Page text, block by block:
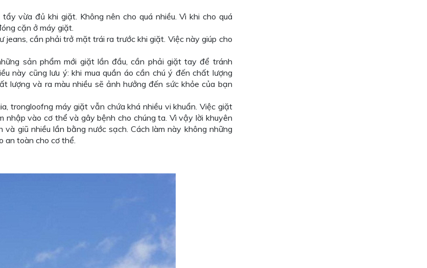
vừa đủ khi giặt. Không nên cho quá nhiều. Vì khi cho quá
cặn ở máy giặt.
cần phải trở mặt trái ra trước khi giặt. Việc này giúp cho
sản phẩm mới giặt lần đầu, cần phải giặt tay để tránh
này cũng lưu ý: khi mua quần áo cần chú ý đến chất lượng
lượng và ra màu nhiều sẽ ảnh hưởng đến sức khỏe của bạn
trongloofng máy giặt vẫn chứa khá nhiều vi khuẩn. Việc giặt
vào cơ thể và gây bệnh cho chúng ta. Vì vậy lời khuyên
giũ nhiều lần bằng nước sạch. Cách làm này không những
an toàn cho cơ thể.